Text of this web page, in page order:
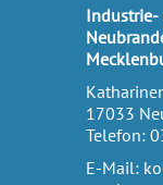
Industrie-
17033
Telefon:
E-Mail: